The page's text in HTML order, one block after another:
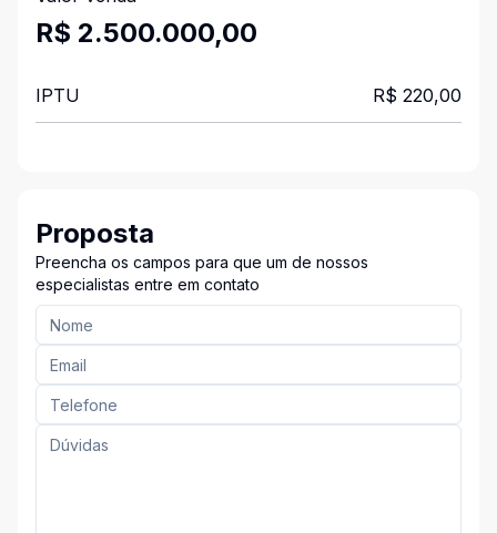
R$ 2.500.000,00
IPTU R$ 220,00
Proposta
Preencha os campos para que um de nossos
especialistas entre em contato